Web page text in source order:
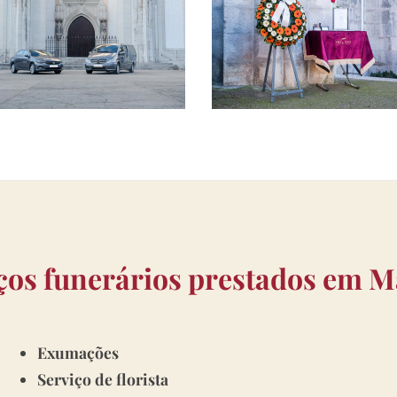
funerários prestados em
Exumações
Serviço de florista